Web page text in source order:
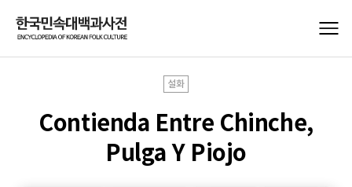
설화
Contienda Entre Chinche,
Pulga Y Piojo